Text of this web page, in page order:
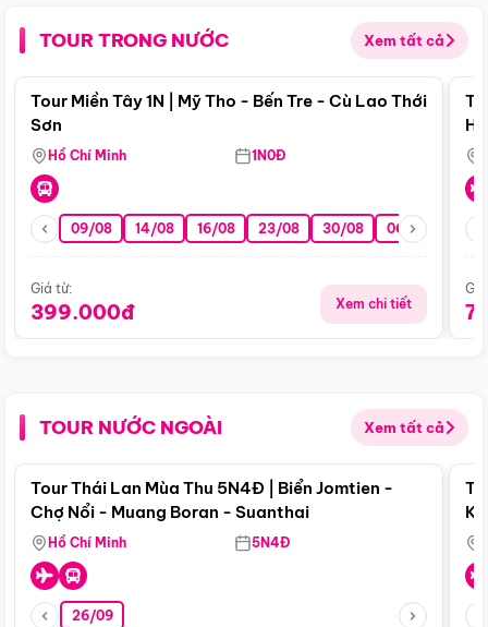
TOUR TRONG NƯỚC Xem tất cả
Điểm nổi bật
Tour Miền Tây 1N | Mỹ Tho - Bến Tre - Cù Lao Thới
Sơn
Hồ Chí Minh 1N0Đ
09/08 14/08 16/08 23/08 30/08 06/09 13/09
Giá từ:
399.000đ Xem chi tiết
TOUR NƯỚC NGOÀI Xem tất cả
Điểm nổi bật
Tour Thái Lan Mùa Thu 5N4Đ | Biển Jomtien -
Chợ Nổi - Muang Boran - Suanthai
Hồ Chí Minh 5N4Đ
26/09